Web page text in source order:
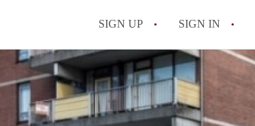
SIGN UP SIGN IN
All FAQs